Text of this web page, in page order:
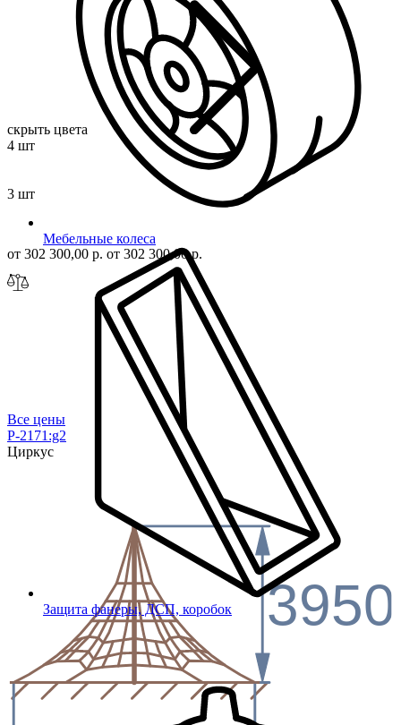
Мебельные колеса
Защита фанеры, ДСП, коробок
скрыть цвета
4 шт
3 шт
от 302 300,00 р. от 302 300,00 р.
Все цены
P-2171:g2
Циркус
3950